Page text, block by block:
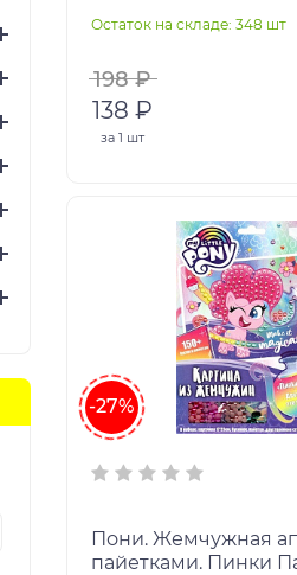
Арт.05495
Остаток на складе: 348 шт
198 ₽
138 ₽
за 1 шт
-27%
Пони. Жемчужная
пайетками. Пинки